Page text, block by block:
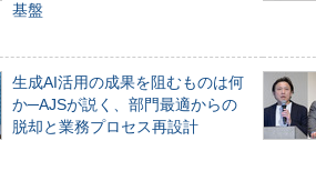
基盤
生成AI活用の成果を阻むものは何
か─AJSが説く、部門最適からの
脱却と業務プロセス再設計